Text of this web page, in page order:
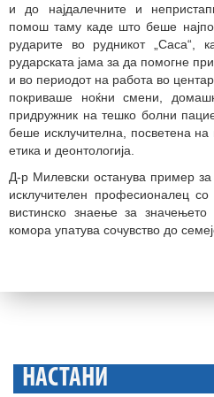
и до најдалечните и
помош таму каде што беше
рударите во рудникот „Саса“,
рударската јама за да помогне
и во периодот на работа во
покриваше ноќни смени,
придружник на тешко болни
беше исклучителна, посветена
етика и деонтологија.
Д-р Милевски останува пример
исклучителен професионалец
вистинско знаење за значењето
комора упатува сочувство до
НАСТАНИ